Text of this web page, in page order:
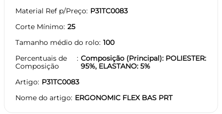
Material Ref p/Preço P31TC0083
Corte Mínimo 25
Tamanho médio do rolo 100
Percentuais de
Composição
Composição (Principal): POLIESTER:
95%, ELASTANO: 5%
Artigo P31TC0083
Nome do artigo ERGONOMIC FLEX BAS PRT